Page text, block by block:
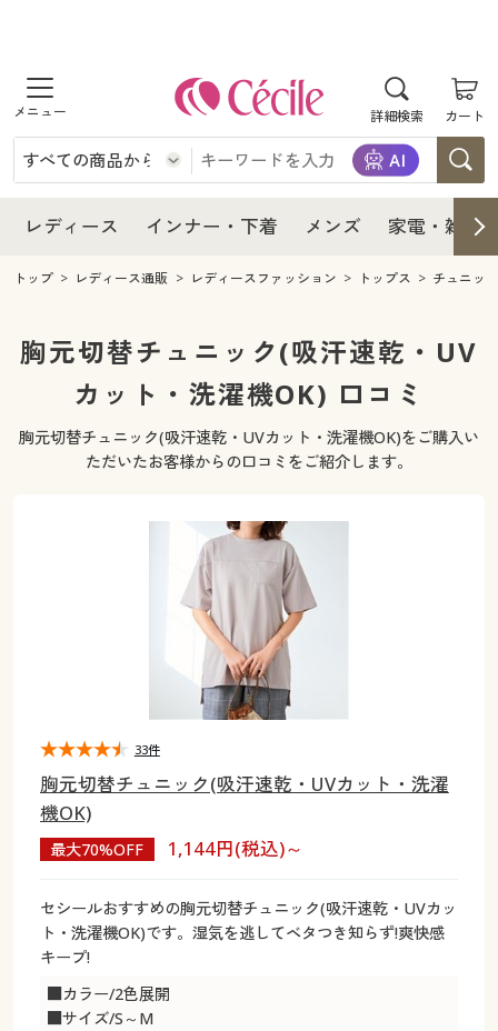
詳細検索 カート
商品を探す
レディース
レディースファッション
女性下着
インナー・下着
インナー・下着通販すべて
女性下着
メンズ下着
ジュニア・ティーンズ下着
メンズ
メンズ通販すべて
メンズファッション
メンズ下着
家電・雑貨
家電・雑貨すべて
キッチン・雑貨・日用品
寝具・インテリア・家具
寝具・インテリア・家具通販すべて
カーテン・ラグ・ファブリック
美容・健康
美容・健康通販すべて
美容・健康・サプリメント
制服・スクール
制服・スクールすべて
ジュニア・ティーンズ下着
大きいサイズ レディース服
大きいサイズ レディース下着
大きいサイズ メンズ
大きいサイズ 事務・制服
カタログ
デジタルカタログ
カタログ無料プレゼント
レディース インナー・下着 メンズ 家電・雑貨
レディース
レディース通販すべて
レディースファッション
インナー・下着
インナー・下着通販すべて
ジュニア・ティーンズ下着
メンズ
メンズ下着
キッチン・雑貨・日用品
寝具・インテリア・家具通販すべて
家具・収納
カーテン・ラグ・ファブリック
美容・健康
美容・健康通販すべて
制服・スクール
ジュニア・ティーンズ下着
大きいサイズ通販すべて
大きいサイズ レディース服
大きいサイズ レディース下着
大きいサイズ メンズ
大きいサイズ 事務・制服
カタログ
カタログ・チラシからのご注文
デジタルカタログ
カタログ無料プレゼント
会員メニュー
トップ レディース通販 レディースファッション トップス チュニッ
胸元切替チュニック(吸汗速乾・UV
カット・洗濯機OK) 口コミ
胸元切替チュニック(吸汗速乾・UVカット・洗濯機OK)をご購入い
ただいたお客様からの口コミをご紹介します。
胸元切替チュニック(吸汗速乾・UVカット・洗濯
機OK)
最大70%OFF 1,144円(税込)～
セシールおすすめの胸元切替チュニック(吸汗速乾・UVカッ
ト・洗濯機OK)です。湿気を逃してベタつき知らず!爽快感
キープ!
■カラー/2色展開
■サイズ/S～M
33件